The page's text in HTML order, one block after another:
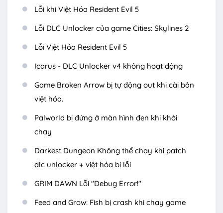
Lỗi khi Việt Hóa Resident Evil 5
Lỗi DLC Unlocker của game Cities: Skylines 2
Lỗi Việt Hóa Resident Evil 5
Icarus - DLC Unlocker v4 không hoạt động
Game Broken Arrow bị tự động out khi cài bản
việt hóa.
Palworld bị đứng ở màn hình đen khi khởi
chạy
Darkest Dungeon Không thể chạy khi patch
dlc unlocker + việt hóa bị lỗi
GRIM DAWN Lỗi "Debug Error!"
Feed and Grow: Fish bị crash khi chạy game